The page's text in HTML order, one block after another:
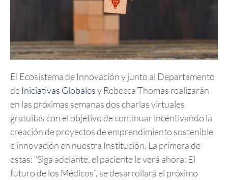
El Ecosistema de Innovación y junto al Departamento
de Iniciativas Globalesy Rebecca Thomas realizarán
en las próximas semanas dos charlas virtuales
gratuitas con el objetivo de continuar incentivando la
creación de proyectos de emprendimiento sostenible
e innovación en nuestra Institución. La primera de
estas: “Siga adelante, el paciente le verá ahora: El
futuro de los Médicos”, se desarrollará el próximo